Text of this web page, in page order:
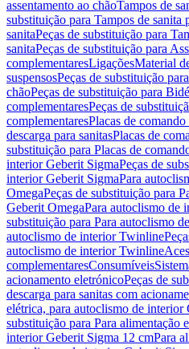
assentamento ao chãoTampos de
substituição para Tampos de sanita
sanitaPeças de substituição para
sanitaPeças de substituição para
complementaresLigaçõesMaterial
suspensosPeças de substituição
chãoPeças de substituição para
complementaresPeças de
complementaresPlacas de comando
descarga para sanitasPlacas de
substituição para Placas de
interior Geberit SigmaPeças de
interior Geberit SigmaPara
OmegaPeças de substituição para
Geberit OmegaPara autoclismo de
substituição para Para autoclismo
autoclismo de interior Twinline
autoclismo de interior Twinline
complementaresConsumíveis
acionamento eletrónicoPeças de
descarga para sanitas com
elétrica, para autoclismo de interior
substituição para Para alimentação
interior Geberit Sigma 12 cmPara